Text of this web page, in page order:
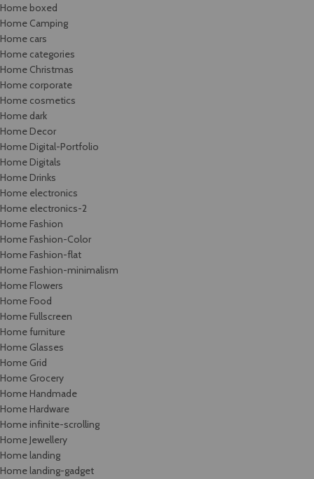
Home boxed
Home Camping
Home cars
Home categories
Home Christmas
Home corporate
Home cosmetics
Home dark
Home Decor
Home Digital-Portfolio
Home Digitals
Home Drinks
Home electronics
Home electronics-2
Home Fashion
Home Fashion-Color
Home Fashion-flat
Home Fashion-minimalism
Home Flowers
Home Food
Home Fullscreen
Home furniture
Home Glasses
Home Grid
Home Grocery
Home Handmade
Home Hardware
Home infinite-scrolling
Home Jewellery
Home landing
Home landing-gadget